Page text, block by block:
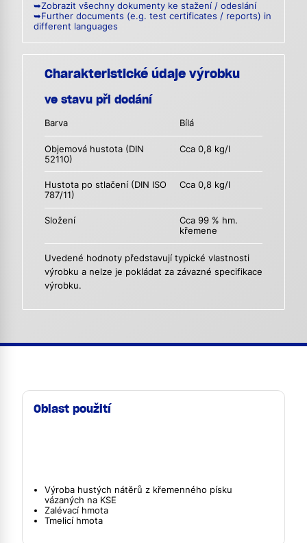
➥Zobrazit všechny dokumenty ke stažení / odeslání
➥Further documents (e.g. test certificates / reports) in
different languages
Charakteristické údaje výrobku
ve stavu při dodání
Barva Bílá
Objemová hustota (DIN
52110)
Cca 0,8 kg/l
Hustota po stlačení (DIN ISO
787/11)
Cca 0,8 kg/l
Složení
Cca 99 % hm.
křemene
Uvedené hodnoty představují typické vlastnosti
výrobku a nelze je pokládat za závazné specifikace
výrobku.
Oblast použití
Výroba hustých nátěrů z křemenného písku
vázaných na KSE
Zalévací hmota
Tmelicí hmota